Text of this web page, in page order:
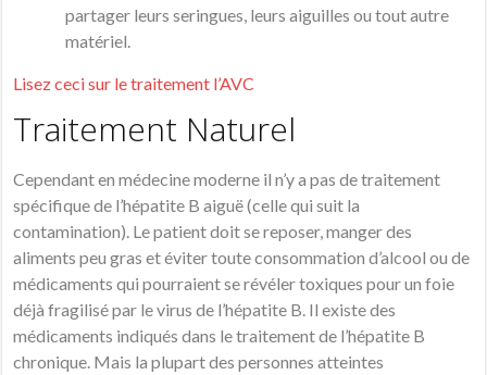
partager leurs seringues, leurs aiguilles ou tout autre
matériel.
Lisez ceci sur le traitement l’AVC
Traitement Naturel
Cependant en médecine moderne il n’y a pas de traitement
spécifique de l’hépatite B aiguë (celle qui suit la
contamination). Le patient doit se reposer, manger des
aliments peu gras et éviter toute consommation d’alcool ou de
médicaments qui pourraient se révéler toxiques pour un foie
déjà fragilisé par levirus de l’hépatite B. Il existe des
médicaments indiqués dans le traitement de l’hépatite B
chronique. Mais la plupart des personnes atteintes